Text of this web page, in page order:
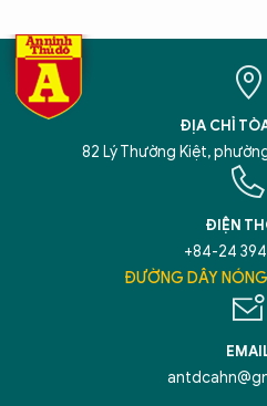
ĐỊA CHỈ
82 Lý Thường Kiệt,
ĐIỆN
+84-24
ĐƯỜNG DÂY